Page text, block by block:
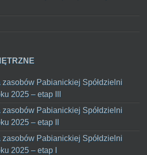
zasobów Pabianickiej Spółdzielni
2025 – etap III
zasobów Pabianickiej Spółdzielni
2025 – etap II
zasobów Pabianickiej Spółdzielni
2025 – etap I